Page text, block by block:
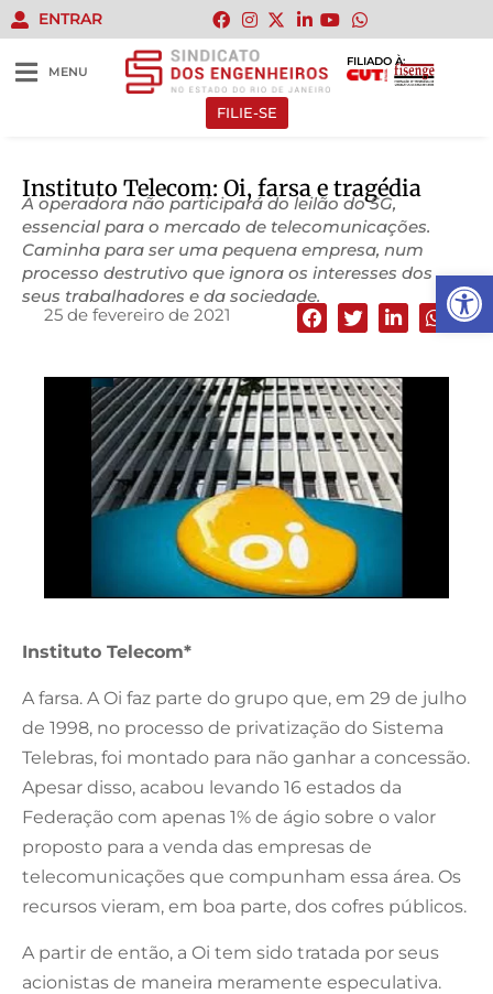
Abrir
ENTRAR
MENU
FILIADO À:
FILIE-SE
Instituto Telecom: Oi, farsa e tragédia
A operadora não participará do leilão do 5G,
essencial para o mercado de telecomunicações.
Caminha para ser uma pequena empresa, num
processo destrutivo que ignora os interesses dos
seus trabalhadores e da sociedade.
25 de fevereiro de 2021
Instituto Telecom*
A farsa. A Oi faz parte do grupo que, em 29 de julho
de 1998, no processo de privatização do Sistema
Telebras, foi montado para não ganhar a concessão.
Apesar disso, acabou levando 16 estados da
Federação com apenas 1% de ágio sobre o valor
proposto para a venda das empresas de
telecomunicações que compunham essa área. Os
recursos vieram, em boa parte, dos cofres públicos.
A partir de então, a Oi tem sido tratada por seus
acionistas de maneira meramente especulativa.